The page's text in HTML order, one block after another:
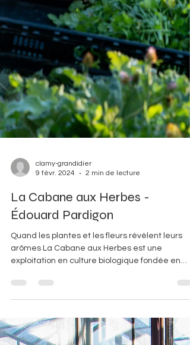
La Cabane aux Herbes -
Édouard Pardigon
Quand les plantes et les fleurs révèlent leurs
arômes La Cabane aux Herbes est une